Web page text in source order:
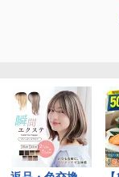
ー
シ
ョ
ン